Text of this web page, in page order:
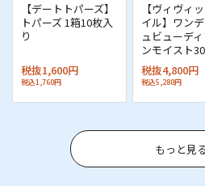
【デートトパーズ】
トパーズ 1箱10枚入
り
税抜1,600円
税込1,760円
【ヴィヴィ
イル】ワン
ュビューデ
ンモイスト
税抜4,800円
税込5,280円
もっと見る